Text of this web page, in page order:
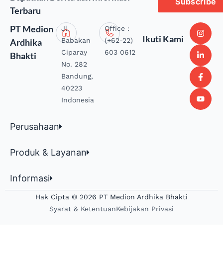
Terbaru
PT Medion
Ardhika
Bhakti
Jl.
Babakan
Ciparay
No. 282
Bandung,
40223
Indonesia
Office :
(+62-22)
603 0612
Ikuti Kami
Perusahaan
Produk & Layanan
Informasi
Hak Cipta © 2026 PT Medion Ardhika Bhakti
Syarat & KetentuanKebijakan Privasi